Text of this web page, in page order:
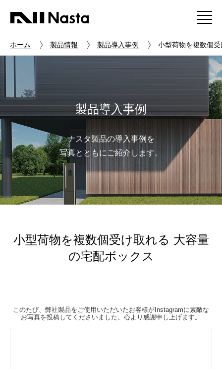
ホーム 製品情報 製品導入事例 小型荷物を複数個
製品導入事例
ナスタ製品の導入事例を
写真とともにご紹介します。
小型荷物を複数個受け取れる 大容量
の宅配ボックス
このたび、弊社製品をご使用いただいたお客様がInstagramに素敵な
お写真を投稿してくださいました。心より感謝申し上げます。